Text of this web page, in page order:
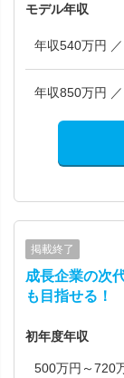
モデル年収
掲載終了
成長企業の次
も目指せる！
初年度年収
500万円～720